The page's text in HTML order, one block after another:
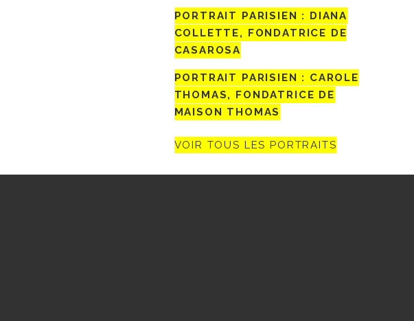
PORTRAIT PARISIEN : DIANA
COLLETTE, FONDATRICE DE
CASAROSA
PORTRAIT PARISIEN : CAROLE
THOMAS, FONDATRICE DE
MAISON THOMAS
VOIR TOUS LES PORTRAITS